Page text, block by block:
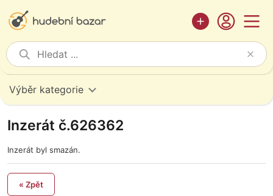
Výběr kategorie
Inzerát č.626362
Inzerát byl smazán.
« Zpět